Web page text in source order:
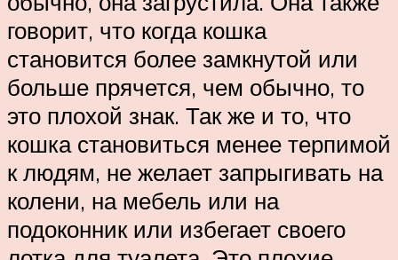
говорит, что когда кошка
становится более замкнутой или
больше прячется, чем обычно, то
это плохой знак. Так же и то, что
кошка становиться менее терпимой
к людям, не желает запрыгивать на
колени, на мебель или на
подоконник или избегает своего